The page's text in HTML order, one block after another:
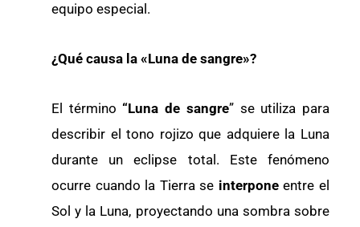
equipo especial.
¿Qué causa la «Luna de sangre»?
El término “Luna de sangre” se utiliza para
describir el tono rojizo que adquiere la Luna
durante un eclipse total. Este fenómeno
ocurre cuando la Tierra se interponeentre el
Sol y la Luna, proyectando una sombra sobre